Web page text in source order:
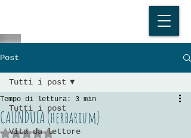
Post
Tutti i post
Vita da lettore
Tutti i post
CALENDULA (herbarium)
Tempo di lettura: 3 min
Valutazione NaN stelle su 5.